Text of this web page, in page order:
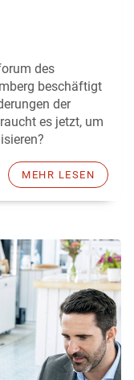
des
beschäftigt
der
es jetzt, um
MEHR LESEN